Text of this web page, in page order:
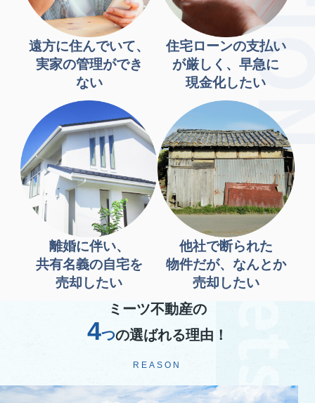
遠方に住んでいて、
実家の管理ができ
ない
住宅ローンの支払い
が厳しく、早急に
現金化したい
離婚に伴い、
共有名義の自宅を
売却したい
他社で断られた
物件だが、なんとか
売却したい
ミーツ不動産の
4つの選ばれる理由！
REASON